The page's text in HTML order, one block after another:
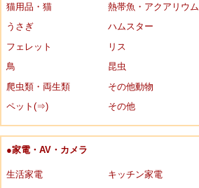
猫用品・猫
熱帯魚・アクアリウム
うさぎ
ハムスター
フェレット
リス
鳥
昆虫
爬虫類・両生類
その他動物
ペット(⇒)
その他
●家電・AV・カメラ
生活家電
キッチン家電